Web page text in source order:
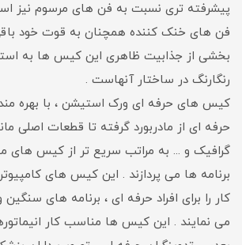
پیشرفته تری نسبت به فن های مرسوم نیز
فن های خنک کننده همچنان به قوت خود باقی
بخشی از جذابیت ظاهری این کیس ها به
رنگارنگ در ساختار آنهاست .
کیس های حرفه ای ورک استیشن ، با بهره
حرفه ای از مادربورد گرفته تا قطعات اصلی
گرافیک و ... به مراتب سریع تر از کیس های
برنامه ها می پردازند . این کیس های
کار را برای افراد حرفه ای ، برنامه های سنگین
می نمایند . این کیس ها مناسب کار